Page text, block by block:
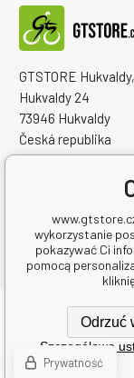
GTSTORE
Hukvaldy 24
73946 Hukvaldy
Česká republika
Numer
wykorzystanie
pokazywać Ci
pomocą
Odrzuć
Szczegółowe
Prywatność